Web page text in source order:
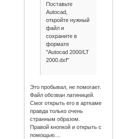
Поставьте
Autocad,
откройте нужный
файл и
сохраните в
формате
"Autocad 2000/LT
2000.dxf"
Это пробывал, не помогает.
Файл обозван латиницей.
Смог открыть его в арткаме
правда только очень
странным образом.
Правой кнопкой и открыть с
помощью....